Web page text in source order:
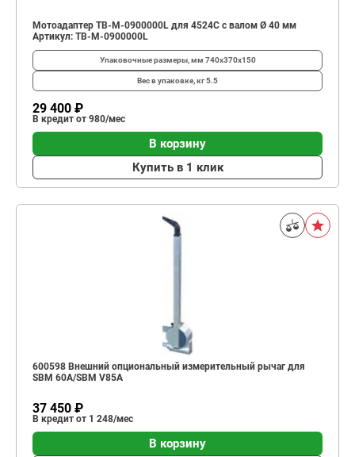
Мотоадаптер TB-M-0900000L для 4524C с валом Ø 40 мм
Артикул: TB-M-0900000L
Упаковочные размеры, мм 740x370x150
Вес в упаковке, кг5.5
29 400 ₽
В кредит от 980/мес
В корзину
Купить в 1 клик
600598 Внешний опциональный измерительный рычаг для
SBM 60A/SBM V85A
37 450 ₽
В кредит от 1 248/мес
В корзину